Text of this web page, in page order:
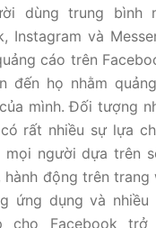
dùng trung bình
Instagram và
cáo trên
đến họ nhằm
mình. Đối tượng
rất nhiều sự lựa
mọi người dựa trên
hành động trên trang
ứng dụng và nhiều
cho Facebook trở